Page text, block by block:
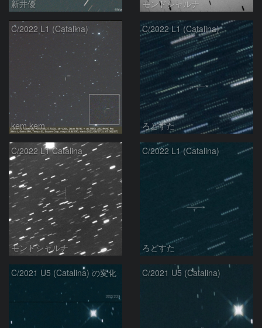
新井優 モンドシャルナ
C/2022 L1 (Catalina)
kem.kem
C/2022 L1 (Catalina)
ろどすた
C/2022 L1 Catalina
モンドシャルナ
C/2022 L1 (Catalina)
ろどすた
C/2021 U5 (Catalina) の変化 C/2021 U5 (Catalina)